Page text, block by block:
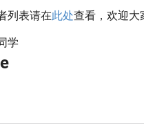
列表请在此处查看，欢迎大
学